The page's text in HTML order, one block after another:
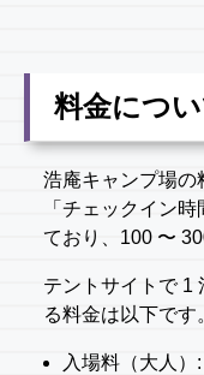
料金につ
浩庵キャンプ場の
「チェックイン
ており、100 〜
テントサイトで 1
る料金は以下です
入場料（大人）